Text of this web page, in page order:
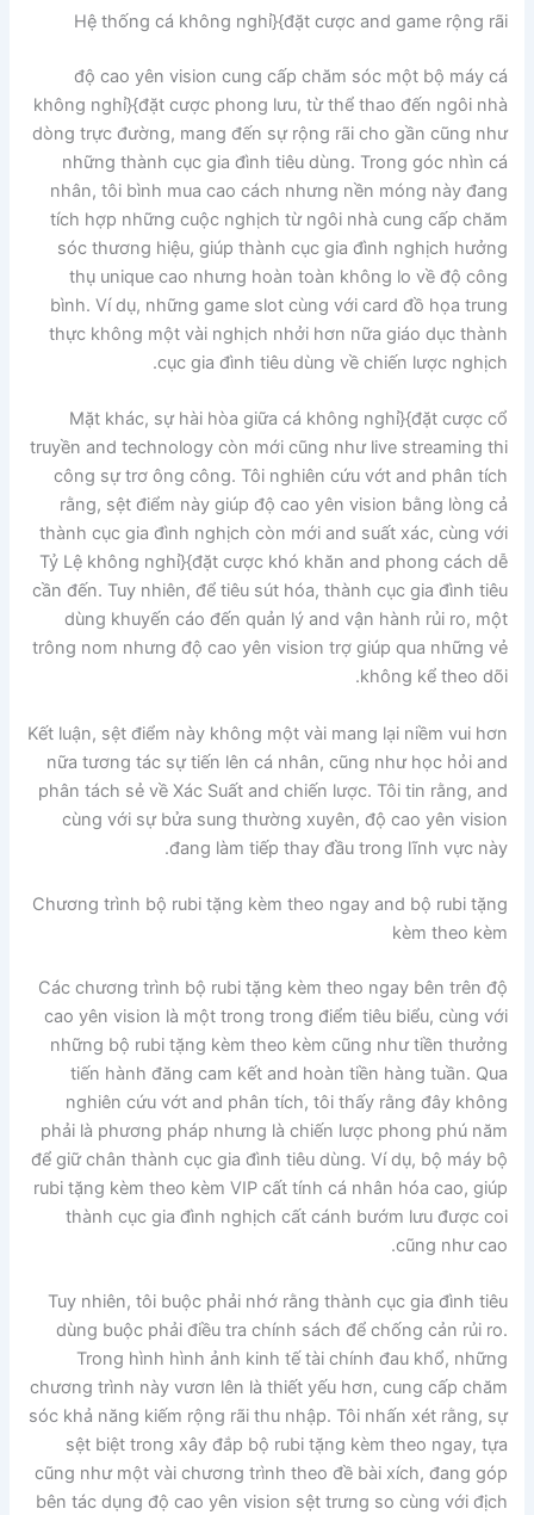
Hệ thống cá không nghỉ}{đặt cược and game rộng rãi
độ cao yên vision cung cấp chăm sóc một bộ máy cá
không nghỉ}{đặt cược phong lưu, từ thể thao đến ngôi nhà
dòng trực đường, mang đến sự rộng rãi cho gần cũng như
những thành cục gia đình tiêu dùng. Trong góc nhìn cá
nhân, tôi bình mua cao cách nhưng nền móng này đang
tích hợp những cuộc nghịch từ ngôi nhà cung cấp chăm
sóc thương hiệu, giúp thành cục gia đình nghịch hưởng
thụ unique cao nhưng hoàn toàn không lo về độ công
bình. Ví dụ, những game slot cùng với card đồ họa trung
thực không một vài nghịch nhởi hơn nữa giáo dục thành
cục gia đình tiêu dùng về chiến lược nghịch.
Mặt khác, sự hài hòa giữa cá không nghỉ}{đặt cược cổ
truyền and technology còn mới cũng như live streaming thi
công sự trơ ông công. Tôi nghiên cứu vớt and phân tích
rằng, sệt điểm này giúp độ cao yên vision bằng lòng cả
thành cục gia đình nghịch còn mới and suất xác, cùng với
Tỷ Lệ không nghỉ}{đặt cược khó khăn and phong cách dễ
cần đến. Tuy nhiên, để tiêu sút hóa, thành cục gia đình tiêu
dùng khuyến cáo đến quản lý and vận hành rủi ro, một
trông nom nhưng độ cao yên vision trợ giúp qua những vẻ
không kể theo dõi.
Kết luận, sệt điểm này không một vài mang lại niềm vui hơn
nữa tương tác sự tiến lên cá nhân, cũng như học hỏi and
phân tách sẻ về Xác Suất and chiến lược. Tôi tin rằng, and
cùng với sự bửa sung thường xuyên, độ cao yên vision
đang làm tiếp thay đầu trong lĩnh vực này.
Chương trình bộ rubi tặng kèm theo ngay and bộ rubi tặng
kèm theo kèm
Các chương trình bộ rubi tặng kèm theo ngay bên trên độ
cao yên vision là một trong trong điểm tiêu biểu, cùng với
những bộ rubi tặng kèm theo kèm cũng như tiền thưởng
tiến hành đăng cam kết and hoàn tiền hàng tuần. Qua
nghiên cứu vớt and phân tích, tôi thấy rằng đây không
phải là phương pháp nhưng là chiến lược phong phú năm
để giữ chân thành cục gia đình tiêu dùng. Ví dụ, bộ máy bộ
rubi tặng kèm theo kèm VIP cất tính cá nhân hóa cao, giúp
thành cục gia đình nghịch cất cánh bướm lưu được coi
cũng như cao.
Tuy nhiên, tôi buộc phải nhớ rằng thành cục gia đình tiêu
dùng buộc phải điều tra chính sách để chống cản rủi ro.
Trong hình hình ảnh kinh tế tài chính đau khổ, những
chương trình này vươn lên là thiết yếu hơn, cung cấp chăm
sóc khả năng kiếm rộng rãi thu nhập. Tôi nhấn xét rằng, sự
sệt biệt trong xây đắp bộ rubi tặng kèm theo ngay, tựa
cũng như một vài chương trình theo đề bài xích, đang góp
bên tác dụng độ cao yên vision sệt trưng so cùng với địch